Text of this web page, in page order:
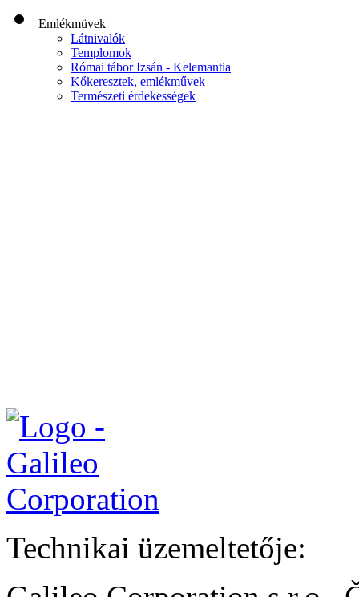
Emlékmüvek
Látnivalók
Templomok
Római tábor Izsán - Kelemantia
Kőkeresztek, emlékművek
Természeti érdekességek
Technikai üzemeltetője: